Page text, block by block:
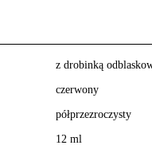
z drobinką
czerwony
półprzezroczysty
12 ml